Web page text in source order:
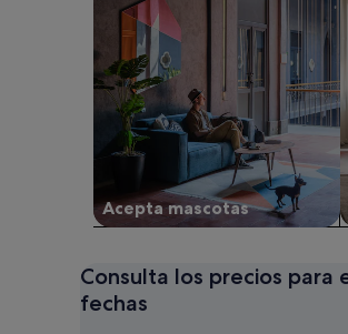
Acepta mascotas
Consulta los precios para
fechas